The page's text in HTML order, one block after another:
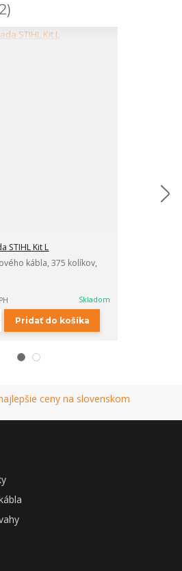
2
STIHL Kit L
kábla, 375 kolíkov,
Skladom
Pridať do košíka